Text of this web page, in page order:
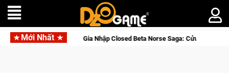
Mới NhấtGia Nhập Closed Beta Norse Saga: Cửu Giới Thức Tỉnh, Săn